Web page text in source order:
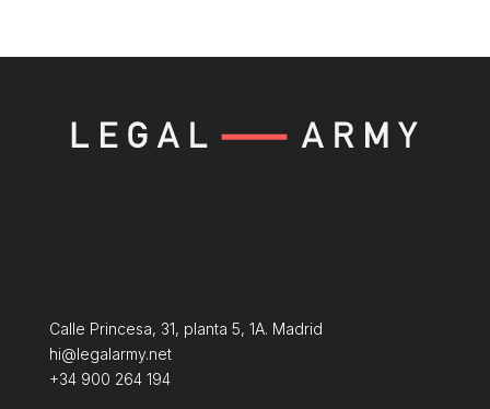
Calle Princesa, 31, planta 5, 1A. Madrid
hi@legalarmy.net
+34 900 264 194